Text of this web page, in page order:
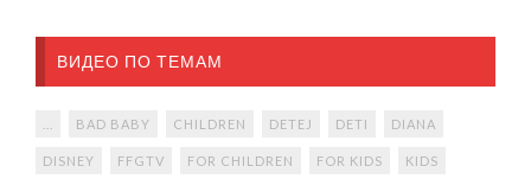
ВИДЕО ПО ТЕМАМ
BAD BABY CHILDREN DETEJ DETI DIANA
DISNEY FFGTV FOR CHILDREN FOR KIDS KIDS